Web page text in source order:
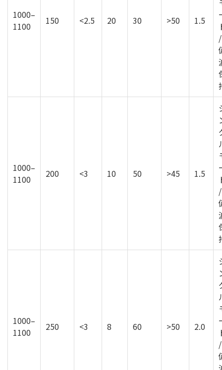
1000–
1100
150 <2.5 20 30 >50 1.5
/
1000–
1100
200 <3 10 50 >45 1.5
/
1000–
1100
250 <3 8 60 >50 2.0
/